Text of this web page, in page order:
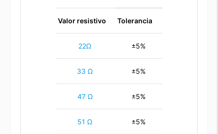
Valor resistivo Tolerancia
22Ω ±5%
33 Ω ±5%
47 Ω ±5%
51 Ω ±5%